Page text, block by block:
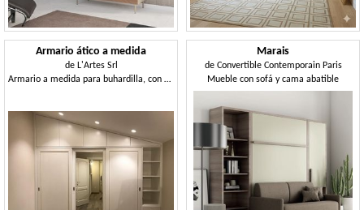
Armario ático a medida
de L'Artes Srl
Armario a medida para buhardilla, con puertas correderas
Marais
de Convertible Contemporain Paris
Mueble con sofá y cama abatible